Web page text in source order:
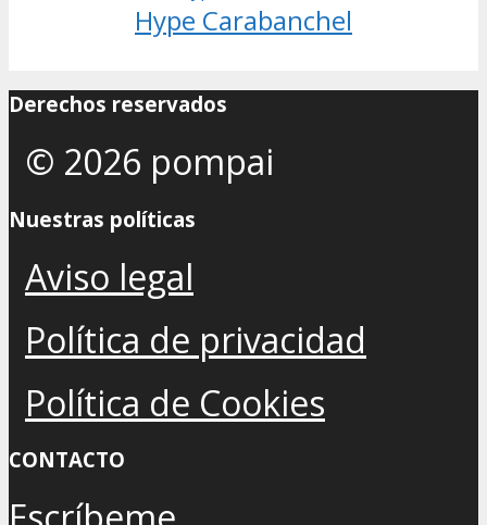
Hype Carabanchel
Derechos reservados
© 2026 pompai
Nuestras políticas
Aviso legal
Política de privacidad
Política de Cookies
CONTACTO